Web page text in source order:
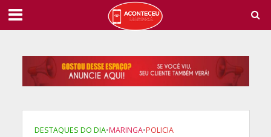
DESTAQUES DO DIA•MARINGA•POLICIA